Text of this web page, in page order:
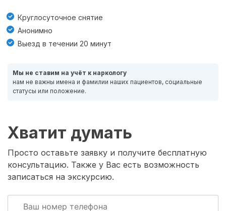
Круглосуточное снятие
Анонимно
Выезд в течении 20 минут
Мы не ставим на учёт к наркологу
нам не важны имена и фамилии наших пациентов, социальные
статусы или положение.
Хватит думать
Просто оставьте заявку и получите бесплатную
консультацию. Также у Вас есть возможность
записаться на экскурсию.